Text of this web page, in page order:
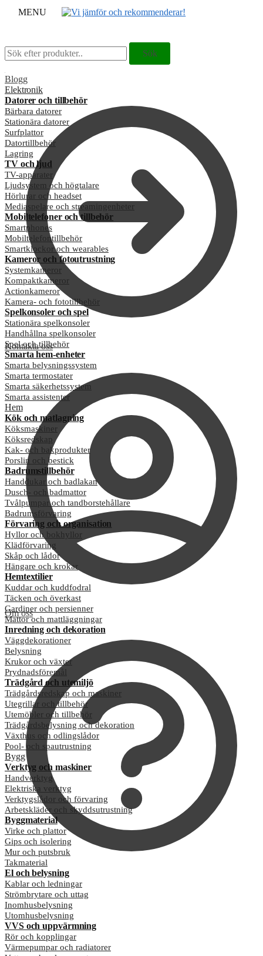
MENU
Sök
efter:
Sök
Blogg
Kontakta oss
Om oss
Sök
efter:
Sök
Elektronik
Datorer och tillbehör
Bärbara datorer
Stationära datorer
Surfplattor
Datortillbehör
Lagring
TV och ljud
TV-apparater
Ljudsystem och högtalare
Hörlurar och headset
Mediaspelare och streamingenheter
Mobiltelefoner och tillbehör
Smartphones
Mobiltelefontillbehör
Smartklockor och wearables
Kameror och fotoutrustning
Systemkameror
Kompaktkameror
Actionkameror
Kamera- och fototillbehör
Spelkonsoler och spel
Stationära spelkonsoler
Handhållna spelkonsoler
Spel och tillbehör
Smarta hem-enheter
Smarta belysningssystem
Smarta termostater
Smarta säkerhetssystem
Smarta assistenter
Hem
Kök och matlagning
Köksmaskiner
Köksredskap
Kak- och bakprodukter
Porslin och bestick
Badrumstillbehör
Handdukar och badlakan
Dusch- och badmattor
Tvålpumpar och tandborstehållare
Badrumsförvaring
Förvaring och organisation
Hyllor och bokhyllor
Klädförvaring
Skåp och lådor
Hängare och krokar
Hemtextilier
Kuddar och kuddfodral
Täcken och överkast
Gardiner och persienner
Mattor och mattläggningar
Inredning och dekoration
Väggdekorationer
Belysning
Krukor och växter
Prydnadsföremål
Trädgård och utemiljö
Trädgårdsredskap och maskiner
Utegrillar och tillbehör
Utemöbler och tillbehör
Trädgårdsbelysning och dekoration
Växthus och odlingslådor
Pool- och spautrustning
Bygg
Verktyg och maskiner
Handverktyg
Elektriska verktyg
Verktygslådor och förvaring
Arbetskläder och skyddsutrustning
Byggmaterial
Virke och plattor
Gips och isolering
Mur och putsbruk
Takmaterial
El och belysning
Kablar och ledningar
Strömbrytare och uttag
Inomhusbelysning
Utomhusbelysning
VVS och uppvärmning
Rör och kopplingar
Värmepumpar och radiatorer